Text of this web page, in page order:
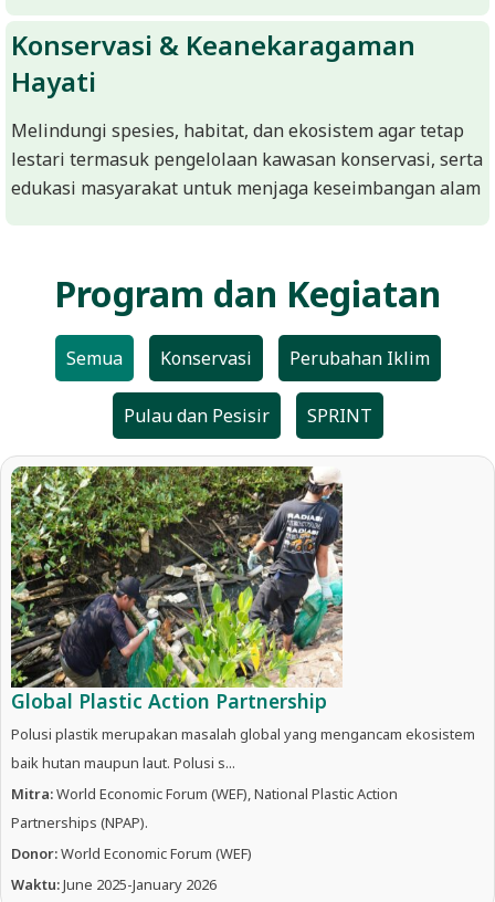
A
Konservasi & Keanekaragaman
Hayati
Melindungi spesies, habitat, dan ekosistem agar tetap
lestari termasuk pengelolaan kawasan konservasi, serta
edukasi masyarakat untuk menjaga keseimbangan alam
Program dan Kegiatan
Semua Konservasi Perubahan Iklim
Pulau dan Pesisir SPRINT
Global Plastic Action Partnership
Polusi plastik merupakan masalah global yang mengancam ekosistem
baik hutan maupun laut. Polusi s...
Mitra:World Economic Forum (WEF), National Plastic Action
Partnerships (NPAP).
Donor:World Economic Forum (WEF)
Waktu:June 2025-January 2026